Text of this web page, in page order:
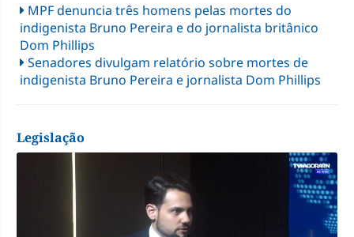
MPF denuncia três homens pelas mortes do
indigenista Bruno Pereira e do jornalista britânico
Dom Phillips
Senadores divulgam relatório sobre mortes de
indigenista Bruno Pereira e jornalista Dom Phillips
Legislação